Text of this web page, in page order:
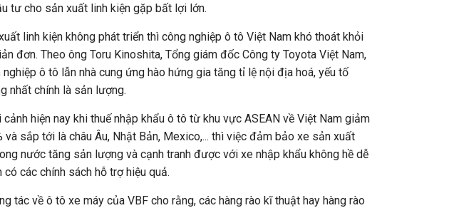
tư cho sản xuất linh kiện gặp bất lợi lớn.
linh kiện không phát triển thì công nghiệp ô tô Việt Nam khó thoát khỏi
đơn. Theo ông Toru Kinoshita, Tổng giám đốc Công ty Toyota Việt Nam,
nghiệp ô tô lẫn nhà cung ứng hào hứng gia tăng tỉ lệ nội địa hoá, yếu tố
nhất chính là sản lượng.
cảnh hiện nay khi thuế nhập khẩu ô tô từ khu vực ASEAN về Việt Nam giảm
và sắp tới là châu Âu, Nhật Bản, Mexico,... thì việc đảm bảo xe sản xuất
nước tăng sản lượng và cạnh tranh được với xe nhập khẩu không hề dễ
có các chính sách hỗ trợ hiệu quả.
tác về ô tô xe máy của VBF cho rằng, các hàng rào kĩ thuật hay hàng rào